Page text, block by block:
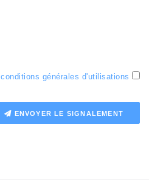
conditions générales d'utilisations
ENVOYER LE SIGNALEMENT